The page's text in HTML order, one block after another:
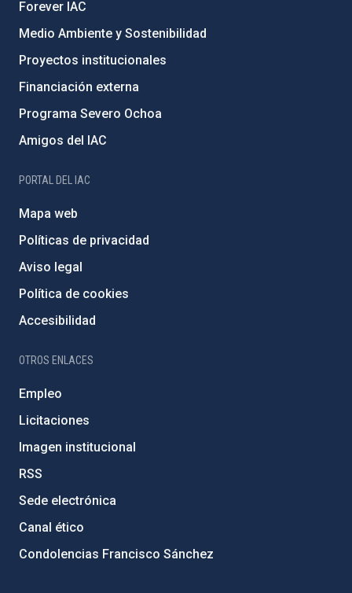
Forever IAC
Medio Ambiente y Sostenibilidad
Proyectos institucionales
Financiación externa
Programa Severo Ochoa
Amigos del IAC
PORTAL DEL IAC
Mapa web
Políticas de privacidad
Aviso legal
Política de cookies
Accesibilidad
OTROS ENLACES
Empleo
Licitaciones
Imagen institucional
RSS
Sede electrónica
Canal ético
Condolencias Francisco Sánchez